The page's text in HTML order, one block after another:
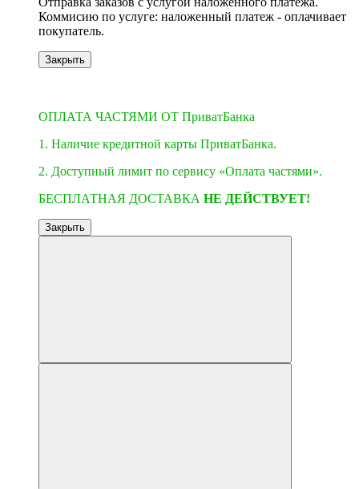
Коммисию по услуге: наложенный платеж - оплачивает
покупатель.
Закрыть
ОПЛАТА ЧАСТЯМИ ОТ ПриватБанка
1. Наличие кредитной карты ПриватБанка.
2. Доступный лимит по сервису «Оплата частями».
БЕСПЛАТНАЯ ДОСТАВКА НЕ ДЕЙСТВУЕТ!
Закрыть